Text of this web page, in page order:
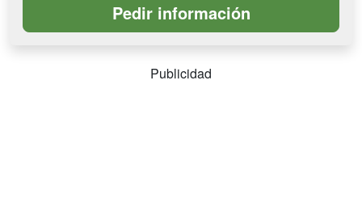
Publicidad